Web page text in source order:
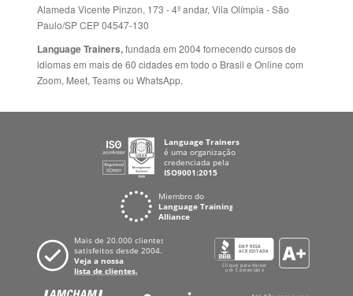
+55 15 3500 8175
Alameda Vicente Pinzon, 173 - 4º andar, Vila Olímpia - São
Paulo/SP CEP 04547-130
Language Trainers,fundada em 2004 fornecendo cursos de